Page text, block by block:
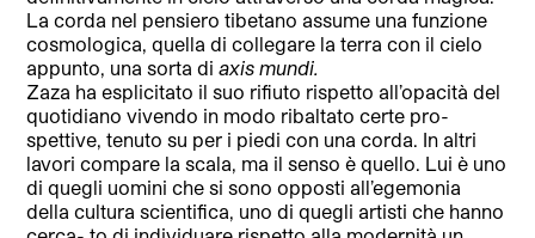
La corda nel pensiero tibetano assume una funzione
cosmologica, quella di collegare la terra con il cielo
appunto, una sorta diaxis mundi.
Zaza ha esplicitato il suo rifiuto rispetto all’opacità del
quotidiano vivendo in modo ribaltato certe pro-
spettive, tenuto su per i piedi con una corda. In altri
lavori compare la scala, ma il senso è quello. Lui è uno
di quegli uomini che si sono opposti all’egemonia
della cultura scientifica, uno di quegli artisti che hanno